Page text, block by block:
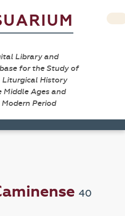
Library and
for the Study of
Liturgical History
Middle Ages and
Period
40